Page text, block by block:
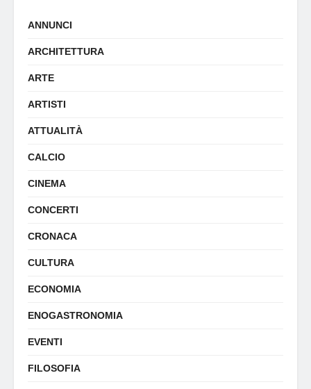
ANNUNCI
ARCHITETTURA
ARTE
ARTISTI
ATTUALITÀ
CALCIO
CINEMA
CONCERTI
CRONACA
CULTURA
ECONOMIA
ENOGASTRONOMIA
EVENTI
FILOSOFIA